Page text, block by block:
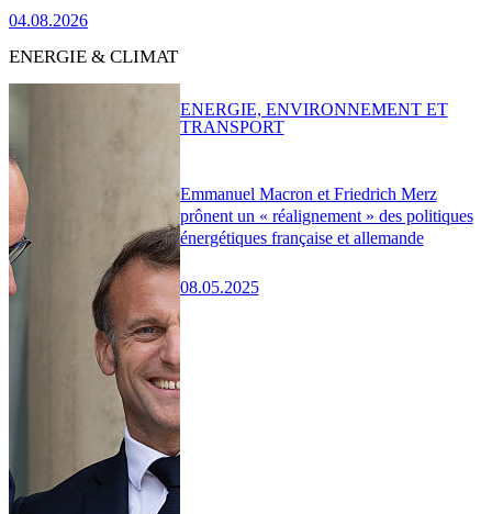
04.08.2026
ENERGIE & CLIMAT
Emmanuel Macron et Friedrich Merz
prônent un « réalignement » des politiques
énergétiques française et allemande
08.05.2025
ENERGIE, ENVIRONNEMENT ET
TRANSPORT